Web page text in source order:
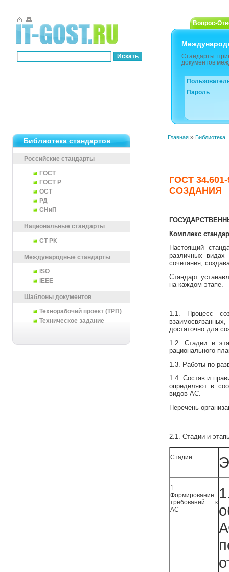
Вопрос-
Стандарты
документов
Пароль
Библиотека стандартов
Российские стандарты
ГОСТ
ГОСТ Р
ОСТ
РД
СНиП
Национальные стандарты
СТ РК
Международные стандарты
ISO
IEEE
Шаблоны документов
Технорабочий проект (ТРП)
Техническое задание
Главная » Библиотека
ГОСТ
СОЗДАНИЯ
Комплекс
Настоящий
различных видах
сочетания,
Стандарт
на каждом этапе.
1.1. Процесс
достаточно для
1.2. Стадии и
рационального
1.3. Работы по
1.4. Состав и
определяют в
видов АС.
Перечень
2.1. Стадии и
Стадии
1.
Формирование
требований к
АС